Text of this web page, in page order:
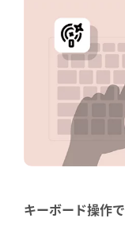
キーボード操作